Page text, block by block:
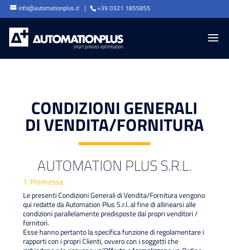
info@automationplus.it +39 0321 1855855
CONDIZIONI GENERALI
DI VENDITA/FORNITURA
AUTOMATION PLUS S.R.L.
1. Premessa
Le presenti Condizioni Generali di Vendita/Fornitura vengono
qui redatte da Automation Plus S.r.l. al fine di allinearsi alle
condizioni parallelamente predisposte dai propri venditori /
fornitori.
Esse hanno pertanto la specifica funzione di regolamentare i
rapporti con i propri Clienti, ovvero con i soggetti che